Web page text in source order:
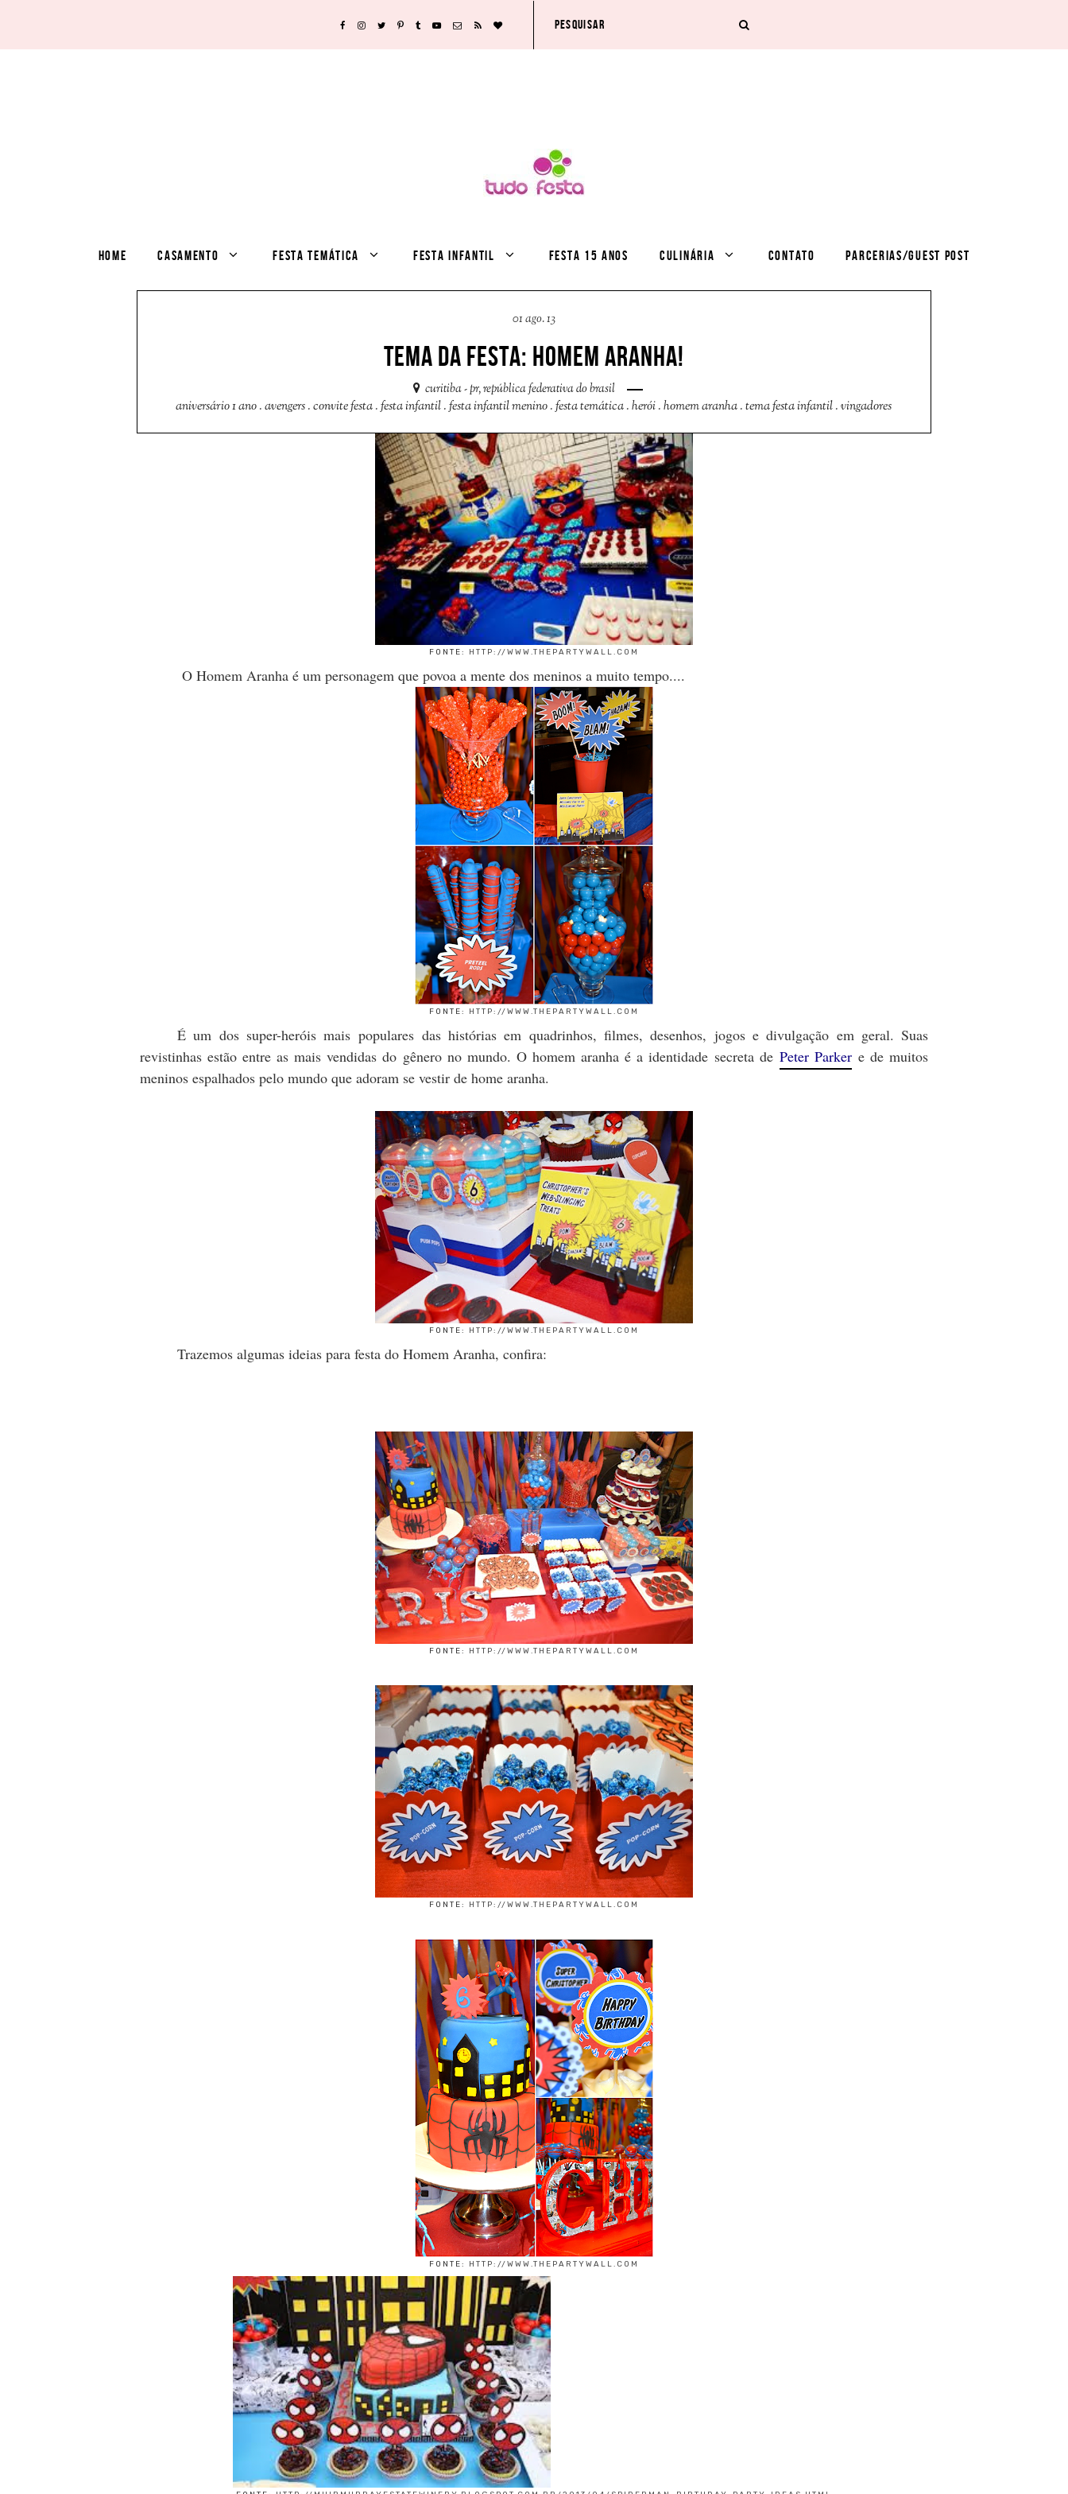
HOME CASAMENTO FESTA TEMÁTICA FESTA INFANTIL FESTA 15 ANOS CULINÁRIA CONTATO PARCERIAS/GUEST POST
01 ago. 13
TEMA DA FESTA: HOMEM ARANHA!
curitiba - pr, república federativa do brasil
aniversário 1 ano.avengers.convite festa.festa infantil.festa infantil menino.festa temática.herói.homem aranha.tema festa infantil.vingadores
FONTE: HTTP://WWW.THEPARTYWALL.COM
O Homem Aranha é um personagem que povoa a mente dos meninos a muito tempo....
FONTE: HTTP://WWW.THEPARTYWALL.COM
É um dos super-heróis mais populares das histórias em quadrinhos, filmes, desenhos, jogos e divulgação em geral. Suas
revistinhas estão entre as mais vendidas do gênero no mundo. O homem aranha é a identidade secreta de Peter Parkere de muitos
meninos espalhados pelo mundo que adoram se vestir de home aranha.
FONTE: HTTP://WWW.THEPARTYWALL.COM
Trazemos algumas ideias para festa do Homem Aranha, confira:
FONTE: HTTP://WWW.THEPARTYWALL.COM
FONTE: HTTP://WWW.THEPARTYWALL.COM
FONTE: HTTP://WWW.THEPARTYWALL.COM